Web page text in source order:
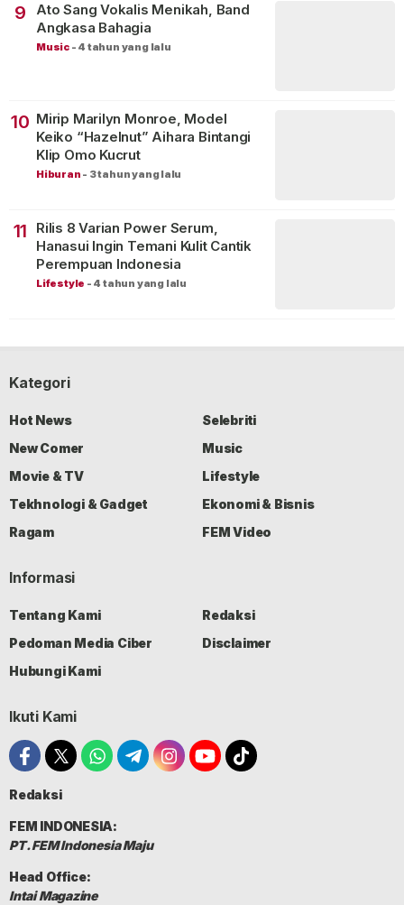
9
Ato Sang Vokalis Menikah, Band
Angkasa Bahagia
Music - 4 tahun yang lalu
10 Mirip Marilyn Monroe, Model
Keiko “Hazelnut” Aihara Bintangi
Klip Omo Kucrut
Hiburan - 3 tahun yang lalu
11
Rilis 8 Varian Power Serum,
Hanasui Ingin Temani Kulit Cantik
Perempuan Indonesia
Lifestyle - 4 tahun yang lalu
Kategori
Hot News
Selebriti
New Comer
Music
Movie & TV
Lifestyle
Tekhnologi & Gadget
Ekonomi & Bisnis
Ragam
FEM Video
Informasi
Tentang Kami
Redaksi
Pedoman Media Ciber
Disclaimer
Hubungi Kami
Ikuti Kami
Redaksi
FEM INDONESIA:
PT. FEM Indonesia Maju
Head Office:
Intai Magazine